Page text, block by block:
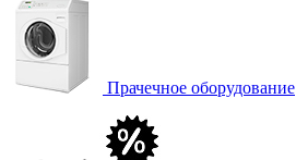
Прачечное оборудование